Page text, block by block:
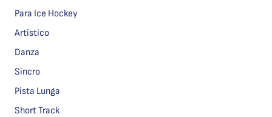
Para Ice Hockey
Artistico
Danza
Sincro
Pista Lunga
Short Track